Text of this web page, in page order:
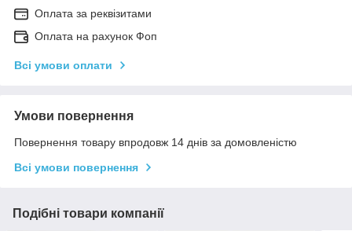
Оплата за реквізитами
Оплата на рахунок Фоп
Всі умови оплати
Умови повернення
Повернення товару впродовж 14 днів за домовленістю
Всі умови повернення
Подібні товари компанії